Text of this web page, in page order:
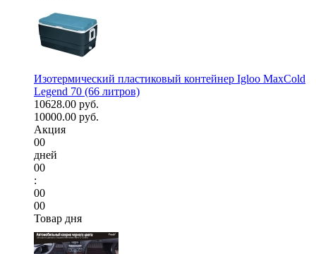
Изотермический пластиковый контейнер Igloo MaxCold
Legend 70 (66 литров)
10628.00 руб.
10000.00 руб.
Акция
00
дней
00
:
00
00
Товар дня